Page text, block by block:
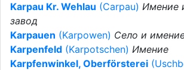
Karpau Kr. Wehlau (Carpau) Имение
завод
Karpauen (Karpowen) Село и
Karpenfeld (Karpotschen) Имение
Karpfenwinkel, Oberförsterei